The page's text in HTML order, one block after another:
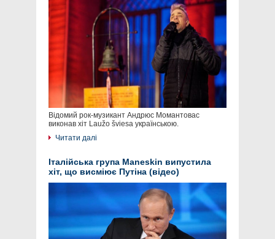
Відомий рок-музикант Андрюс Момантовас
виконав хіт Laužo šviesa українською.
Читати далі
Італійська група Maneskin випустила
хіт, що висміює Путіна (відео)